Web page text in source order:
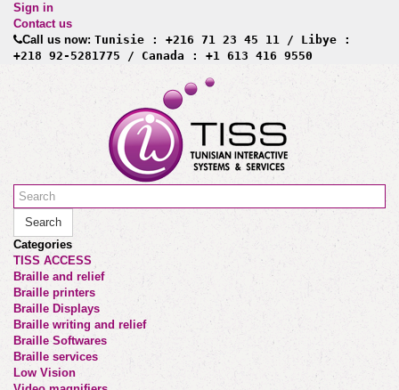
Sign in
Contact us
Call us now: Tunisie : +216 71 23 45 11 / Libye :
+218 92-5281775 / Canada : +1 613 416 9550
Search
Categories
TISS ACCESS
Braille and relief
Braille printers
Braille Displays
Braille writing and relief
Braille Softwares
Braille services
Low Vision